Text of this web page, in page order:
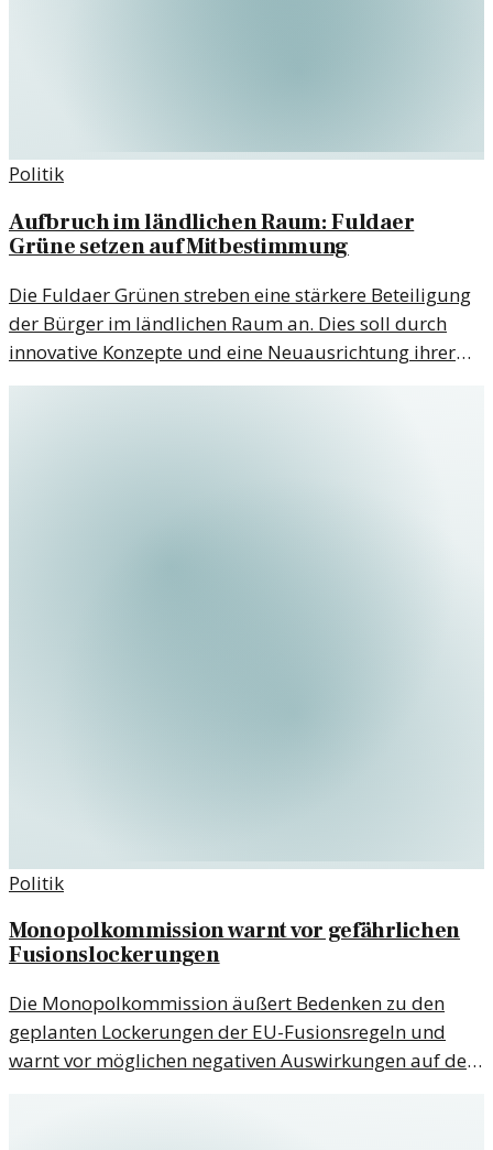
Politik
Aufbruch im ländlichen Raum: Fuldaer
Grüne setzen auf Mitbestimmung
Die Fuldaer Grünen streben eine stärkere Beteiligung
der Bürger im ländlichen Raum an. Dies soll durch
innovative Konzepte und eine Neuausrichtung ihrer
politischen Agenda geschehen.
Politik
Monopolkommission warnt vor gefährlichen
Fusionslockerungen
Die Monopolkommission äußert Bedenken zu den
geplanten Lockerungen der EU-Fusionsregeln und
warnt vor möglichen negativen Auswirkungen auf den